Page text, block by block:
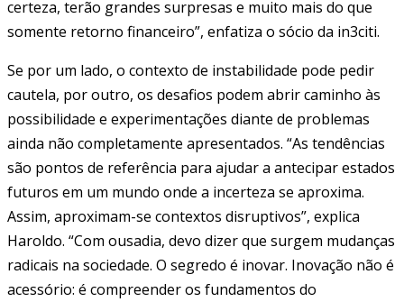
certeza, terão grandes surpresas e muito mais do que
somente retorno financeiro”, enfatiza o sócio da in3citi.
Se por um lado, o contexto de instabilidade pode pedir
cautela, por outro, os desafios podem abrir caminho às
possibilidade e experimentações diante de problemas
ainda não completamente apresentados. “As tendências
são pontos de referência para ajudar a antecipar estados
futuros em um mundo onde a incerteza se aproxima.
Assim, aproximam-se contextos disruptivos”, explica
Haroldo. “Com ousadia, devo dizer que surgem mudanças
radicais na sociedade. O segredo é inovar. Inovação não é
acessório: é compreender os fundamentos do